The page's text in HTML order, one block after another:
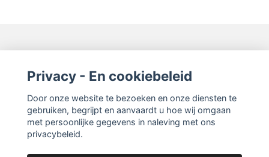
Lees meer
Privacy - En cookiebeleid
Door onze website te bezoeken en onze diensten te
gebruiken, begrijpt en aanvaardt u hoe wij omgaan
met persoonlijke gegevens in naleving met ons
privacybeleid.